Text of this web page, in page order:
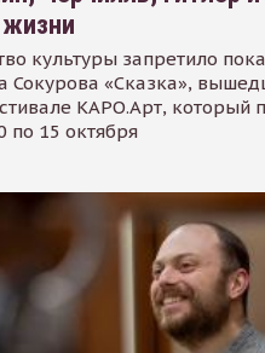
культуры запретило
Сокурова «Сказка»,
КАРО.Арт, который
по 15 октября